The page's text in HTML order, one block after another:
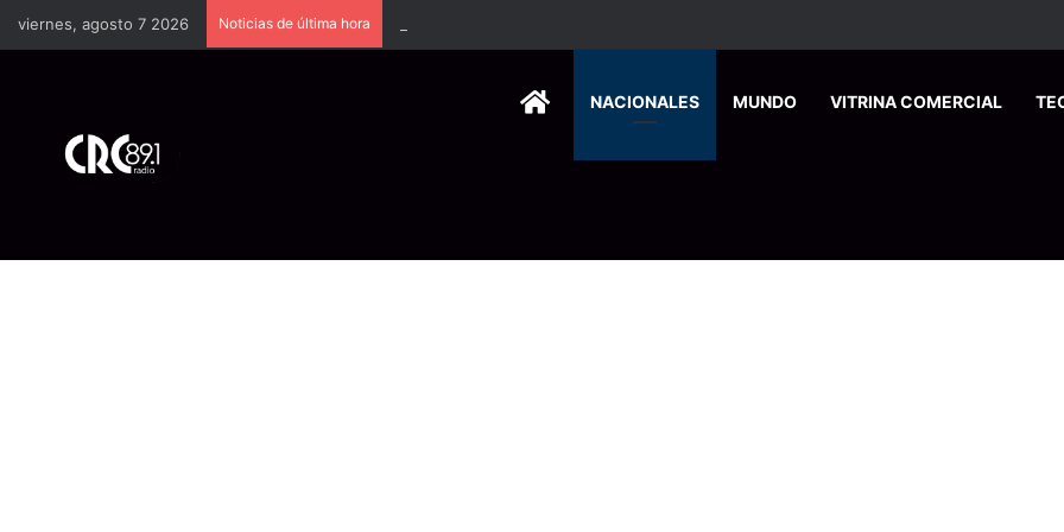
viernes, agosto 7 2026 Noticias de última hora
HOMENACIONALES MUNDO VITRINA COMERCIAL